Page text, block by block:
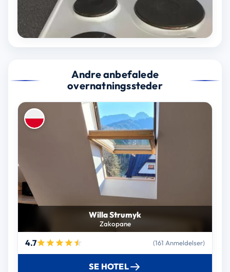
Andre anbefalede
overnatningssteder
Willa Strumyk
Zakopane
4.7 (161 Anmeldelser)
SE HOTEL